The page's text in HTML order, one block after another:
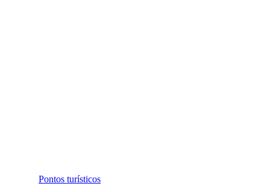
Pontos turísticos